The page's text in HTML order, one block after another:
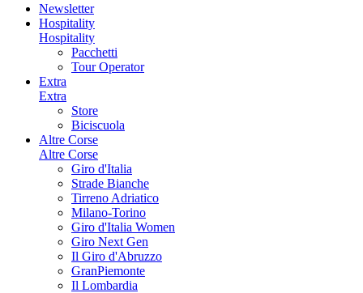
Newsletter
Hospitality
Hospitality
Pacchetti
Tour Operator
Extra
Extra
Store
Biciscuola
Altre Corse
Altre Corse
Giro d'Italia
Strade Bianche
Tirreno Adriatico
Milano-Torino
Giro d'Italia Women
Giro Next Gen
Il Giro d'Abruzzo
GranPiemonte
Il Lombardia